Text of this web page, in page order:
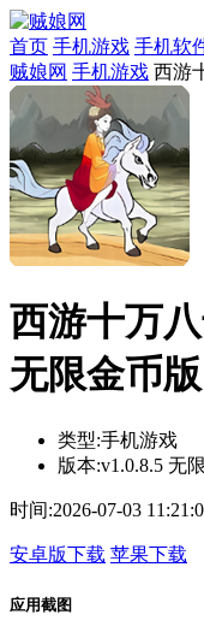
首页 手机游戏 手机软
贼娘网 手机游戏 西游
西游十万
无限金币版
类型:手机游戏
版本:v1.0.8.5 无
时间:2026-07-03
安卓版下载 苹果下载
应用截图